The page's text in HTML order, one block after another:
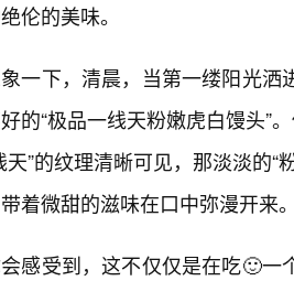
伦的美味。
一下，清晨，当第一缕阳光洒
的“极品一线天粉嫩虎白馒头”
天”的纹理清晰可见，那淡淡的
着微甜的滋味在口中弥漫开来
感受到，这不仅仅是在吃🙂一